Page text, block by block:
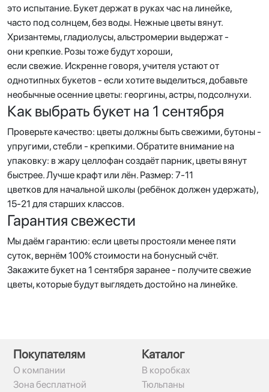
это испытание. Букет держат в руках час на линейке,
часто под солнцем, без воды. Нежные цветы вянут.
Хризантемы, гладиолусы, альстромерии выдержат -
они крепкие. Розы тоже будут хороши,
если свежие. Искренне говоря, учителя устают от
однотипных букетов - если хотите выделиться, добавьте
необычные осенние цветы: георгины, астры, подсолнухи.
Как выбрать букет на 1 сентября
Проверьте качество: цветы должны быть свежими, бутоны -
упругими, стебли - крепкими. Обратите внимание на
упаковку: в жару целлофан создаёт парник, цветы вянут
быстрее. Лучше крафт или лён. Размер: 7-11
цветков для начальной школы (ребёнок должен удержать),
15-21 для старших классов.
Гарантия свежести
Мы даём гарантию: если цветы простояли менее пяти
суток, вернём 100% стоимости на бонусный счёт.
Закажите букет на 1 сентября заранее - получите свежие
цветы, которые будут выглядеть достойно на линейке.
Покупателям
О компании
Зона бесплатной
Каталог
В коробках
Тюльпаны